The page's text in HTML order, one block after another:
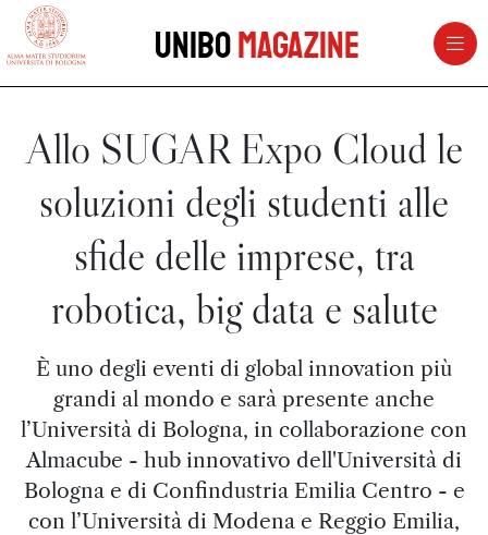
vai al contenuto della pagina
UniboMagazine
Allo SUGAR Expo Cloud le
soluzioni degli studenti alle
sfide delle imprese, tra
robotica, big data e salute
È uno degli eventi di global innovation più
grandi al mondo e sarà presente anche
l’Università di Bologna, in collaborazione con
Almacube - hub innovativo dell'Università di
Bologna e di Confindustria Emilia Centro - e
con l’Università di Modena e Reggio Emilia,